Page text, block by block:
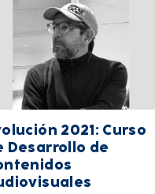
2021: Curso
Desarrollo de